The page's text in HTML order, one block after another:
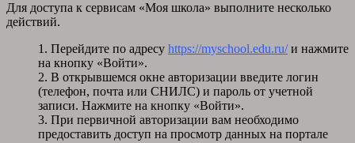
Для доступа к сервисам «Моя школа» выполните несколько
действий.
1. Перейдите по адресу https://myschool.edu.ru/и нажмите
на кнопку «Войти».
2. В открывшемся окне авторизации введите логин
(телефон, почта или СНИЛС) и пароль от учетной
записи. Нажмите на кнопку «Войти».
3. При первичной авторизации вам необходимо
предоставить доступ на просмотр данных на портале